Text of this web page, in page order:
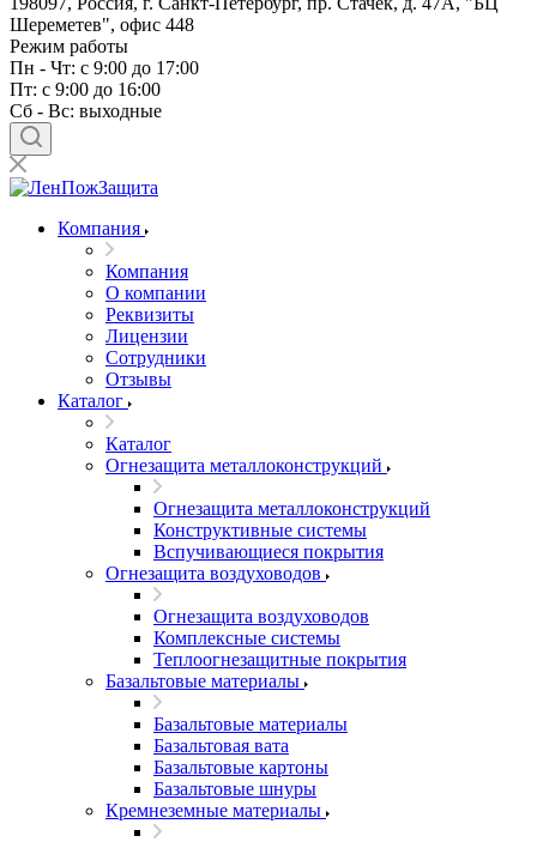
Шереметев", офис 448
Режим работы
Пн - Чт: с 9:00 до 17:00
Пт: с 9:00 до 16:00
Сб - Вс: выходные
Компания
Компания
О компании
Реквизиты
Лицензии
Сотрудники
Отзывы
Каталог
Каталог
Огнезащита металлоконструкций
Огнезащита металлоконструкций
Конструктивные системы
Вспучивающиеся покрытия
Огнезащита воздуховодов
Огнезащита воздуховодов
Комплексные системы
Теплоогнезащитные покрытия
Базальтовые материалы
Базальтовые материалы
Базальтовая вата
Базальтовые картоны
Базальтовые шнуры
Кремнеземные материалы